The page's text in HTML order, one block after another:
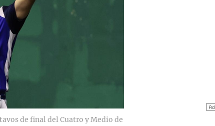
de final del Cuatro y Medio de